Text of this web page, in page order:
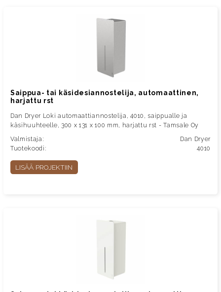
Saippua- tai käsidesiannostelija, automaattinen,
harjattu rst
Dan Dryer Loki automaattiannostelija, 4010, saippualle ja
käsihuuhteelle, 300 x 131 x 100 mm, harjattu rst - Tamsale Oy
Valmistaja:
Dan Dryer
Tuotekoodi:
4010
LISÄÄ PROJEKTIIN